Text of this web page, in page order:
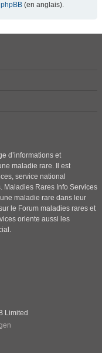
(en anglais).
d’informations et
maladie rare. Il est
service national
Maladies Rares Info Services
maladie rare dans leur
le Forum maladies rares et
oriente aussi les
Limited